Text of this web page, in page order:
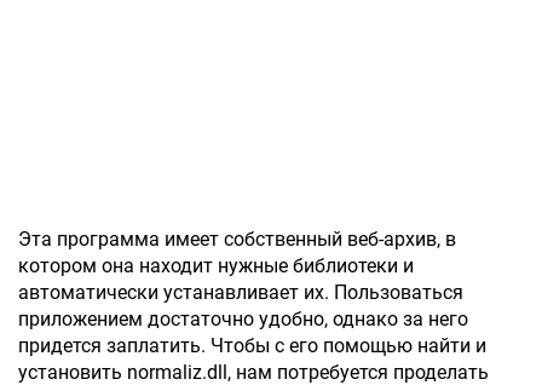
Эта программа имеет собственный веб-архив, в
котором она находит нужные библиотеки и
автоматически устанавливает их. Пользоваться
приложением достаточно удобно, однако за него
придется заплатить. Чтобы с его помощью найти и
установить normaliz.dll, нам потребуется проделать